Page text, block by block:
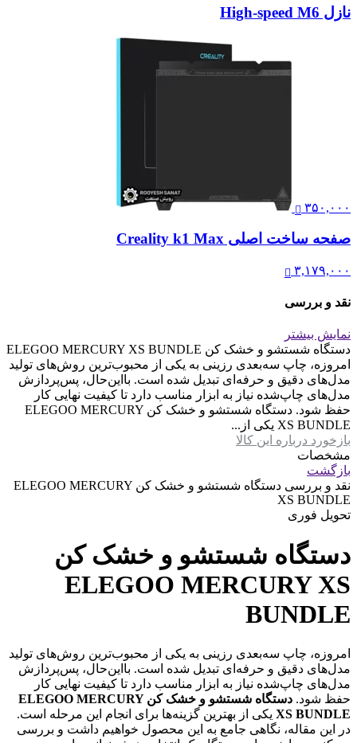
نازل High-speed M6
۳۵۰,۰۰۰
صفحه ساخت اصلی Creality k1 Max
۳,۱۷۹,۰۰۰
نقد و بررسی
نمایش بیشتر
دستگاه شستشو و خشک کن ELEGOO MERCURY XS BUNDLE
امروزه، چاپ سه‌بعدی رزینی به یکی از محبوب‌ترین روش‌های تولید
مدل‌های دقیق و حرفه‌ای تبدیل شده است. بااین‌حال، پس‌پردازش
مدل‌های چاپ‌شده نیاز به ابزار مناسب دارد تا کیفیت نهایی کار
حفظ شود. دستگاه شستشو و خشک کن ELEGOO MERCURY
XS BUNDLE یکی از...
بازخورد درباره این کالا
مشخصات
بازگشت
نقد و بررسی
دستگاه شستشو و خشک کن ELEGOO MERCURY
XS BUNDLE
تحویل فوری
دستگاه شستشو و خشک کن
ELEGOO MERCURY XS
BUNDLE
امروزه، چاپ سه‌بعدی رزینی به یکی از محبوب‌ترین روش‌های تولید
مدل‌های دقیق و حرفه‌ای تبدیل شده است. بااین‌حال، پس‌پردازش
مدل‌های چاپ‌شده نیاز به ابزار مناسب دارد تا کیفیت نهایی کار
حفظ شود.
دستگاه شستشو و خشک کن ELEGOO MERCURY
XS BUNDLE یکی از بهترین گزینه‌ها برای انجام این مرحله است.
در این مقاله، نگاهی جامع به این محصول خواهیم داشت و بررسی